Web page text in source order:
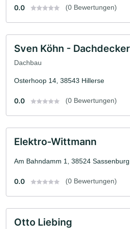
0.0 (0 Bewertungen)
Sven Köhn -
Dachbau
Osterhoop 14, 38543 Hillerse
0.0 (0 Bewertungen)
Elektro-Wittmann
Am Bahndamm 1, 38524 Sassenburg
0.0 (0 Bewertungen)
Otto Liebing